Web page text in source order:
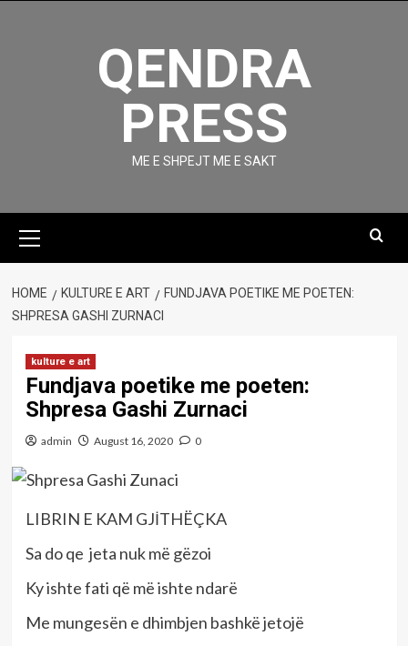
QENDRA
PRESS
ME E SHPEJT ME E SAKT
Menu
HOME KULTURE E ART
FUNDJAVA POETIKE ME POETEN:
SHPRESA GASHI ZURNACI
kulture e art
Fundjava poetike me poeten:
Shpresa Gashi Zurnaci
admin August 16, 2020 0
LIBRIN E KAM GJİTHËÇKA
Sa do qe jeta nuk më gëzoi
Ky ishte fati që më ishte ndarë
Me mungesën e dhimbjen bashkë jetojë